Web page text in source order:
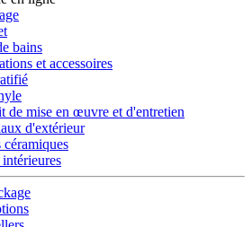
bains
et accessoires
de mise en œuvre et d'entretien
d'extérieur
céramiques
intérieures